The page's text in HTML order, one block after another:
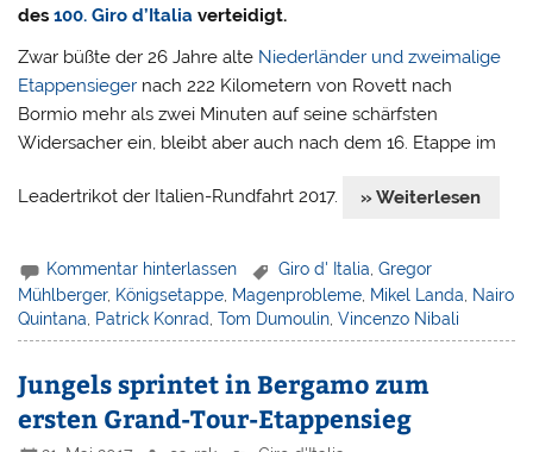
des100. Giro d’Italia verteidigt.
Zwar büßte der 26 Jahre alte Niederländer und zweimalige
Etappensieger nach 222 Kilometern von Rovett nach
Bormio mehr als zwei Minuten auf seine schärfsten
Widersacher ein, bleibt aber auch nach dem 16. Etappe im
Leadertrikot der Italien-Rundfahrt 2017. » Weiterlesen
Kommentar hinterlassen Giro d' Italia,Gregor
Mühlberger, Königsetappe Magenprobleme Mikel Landa
Nairo
Quintana
Patrick Konrad ,Tom Dumoulin ,Vincenzo Nibali
Jungels sprintet in Bergamo zum
ersten Grand-Tour-Etappensieg